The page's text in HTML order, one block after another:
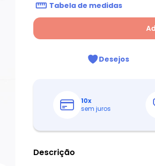
Tabela de medidas
Desejos
10x
sem juros
Descrição